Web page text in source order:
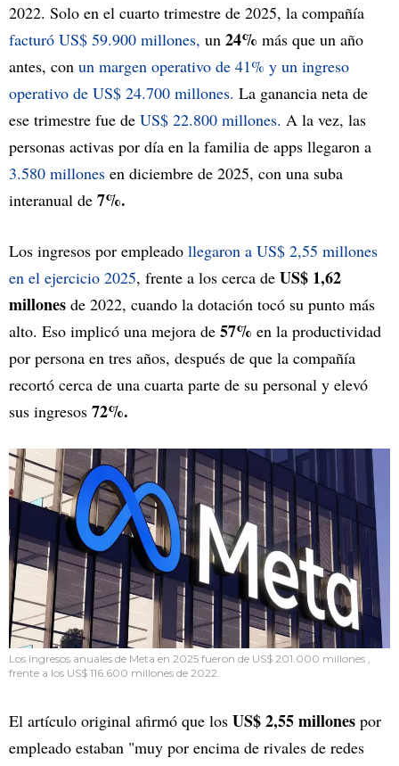
2022. Solo en el cuarto trimestre de 2025, la compañía
facturó US$ 59.900 millones, un 24% más que un año
antes, con un margen operativo de 41% y un ingreso
operativo de US$ 24.700 millones. La ganancia neta de
ese trimestre fue de US$ 22.800 millones. A la vez, las
personas activas por día en la familia de apps llegaron a
3.580 millones en diciembre de 2025, con una suba
interanual de 7%.
Los ingresos por empleado llegaron a US$ 2,55 millones
en el ejercicio 2025, frente a los cerca de US$ 1,62
millones de 2022, cuando la dotación tocó su punto más
alto. Eso implicó una mejora de 57% en la productividad
por persona en tres años, después de que la compañía
recortó cerca de una cuarta parte de su personal y elevó
sus ingresos 72%.
Los ingresos anuales de Meta en 2025 fueron de US$ 201.000 millones ,
frente a los US$ 116.600 millones de 2022.
El artículo original afirmó que los US$ 2,55 millones por
empleado estaban "muy por encima de rivales de redes